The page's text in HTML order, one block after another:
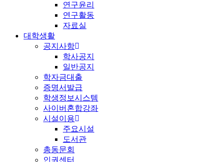
연구윤리
연구활동
자료실
대학생활
공지사항
학사공지
일반공지
학자금대출
증명서발급
학생정보시스템
사이버혼합강좌
시설이용
주요시설
도서관
총동문회
인권센터